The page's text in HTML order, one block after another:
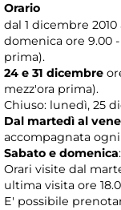
Orario
dal 1 dicembre
domenica ore 9.00
prima).
24 e 31 dicembre
mezz'ora prima).
Chiuso: lunedì, 25
Dal martedì al
accompagnata
Sabato e domenica
Orari visite dal
ultima visita ore
E' possibile